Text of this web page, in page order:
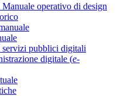
operativo di design
servizi pubblici digitali
digitale (e-